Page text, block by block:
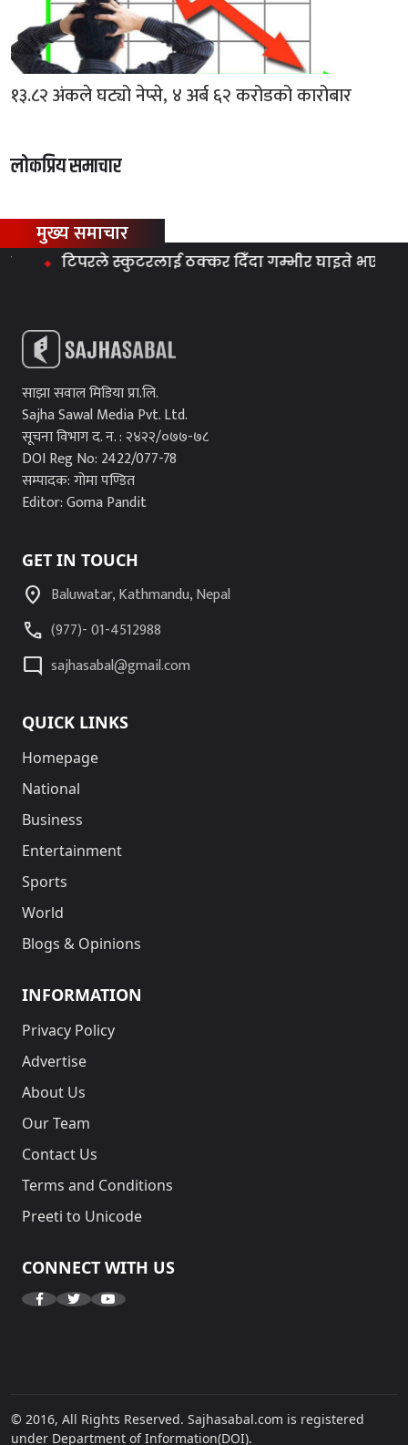
१३.८२ अंकले घट्यो नेप्से, ४ अर्ब ६२ करोडको कारोबार
लोकप्रिय समाचार
मुख्य समाचार
टिपरले स्कुटरलाई ठक्कर दिँदा गम्भीर घाइते भएकी
साझा सवाल मिडिया प्रा.लि.
Sajha Sawal Media Pvt. Ltd.
सूचना विभाग द. न. : २४२२/०७७-७८
DOI Reg No: 2422/077-78
सम्पादक: गोमा पण्डित
Editor: Goma Pandit
GET IN TOUCH
location_on Baluwatar, Kathmandu, Nepal
call (977)- 01-4512988
mode_comment sajhasabal@gmail.com
QUICK LINKS
Homepage
National
Business
Entertainment
Sports
World
Blogs & Opinions
INFORMATION
Privacy Policy
Advertise
About Us
Our Team
Contact Us
Terms and Conditions
Preeti to Unicode
CONNECT WITH US
© 2016, All Rights Reserved. Sajhasabal.com is registered
under Department of Information(DOI).